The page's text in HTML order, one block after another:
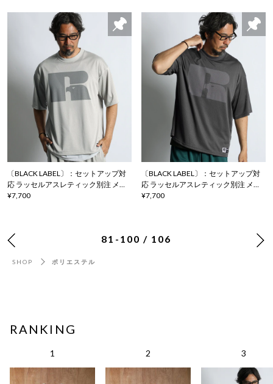
〔BLACK LABEL〕：セットアップ対
応 ラッセルアスレティック別注 メッ
シュTシャツ
¥7,700
〔BLACK LABEL〕：セットアップ対
応 ラッセルアスレティック別注 メッ
シュTシャツ
¥7,700
81-100 / 106
SHOP ポリエステル
RANKING